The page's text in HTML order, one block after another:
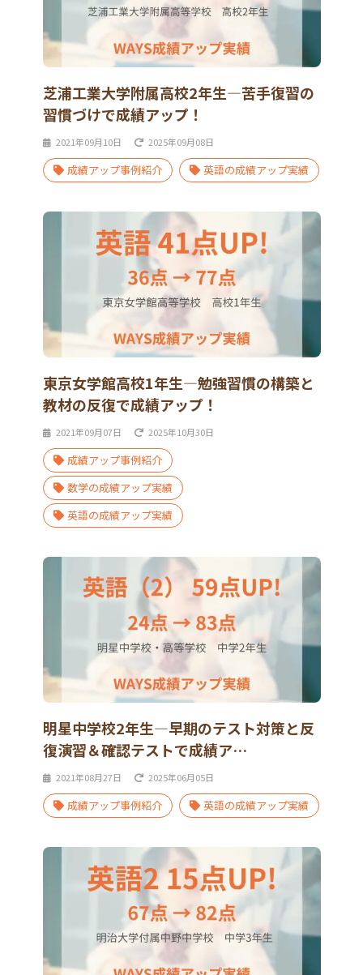
芝浦工業大学附属高校2年生―苦手復習の
習慣づけで成績アップ！
2021年09月10日 2025年09月08日
成績アップ事例紹介 英語の成績アップ実績
東京女学館高校1年生―勉強習慣の構築と
教材の反復で成績アップ！
2021年09月07日 2025年10月30日
成績アップ事例紹介
数学の成績アップ実績
英語の成績アップ実績
明星中学校2年生―早期のテスト対策と反
復演習＆確認テストで成績ア…
2021年08月27日 2025年06月05日
成績アップ事例紹介 英語の成績アップ実績